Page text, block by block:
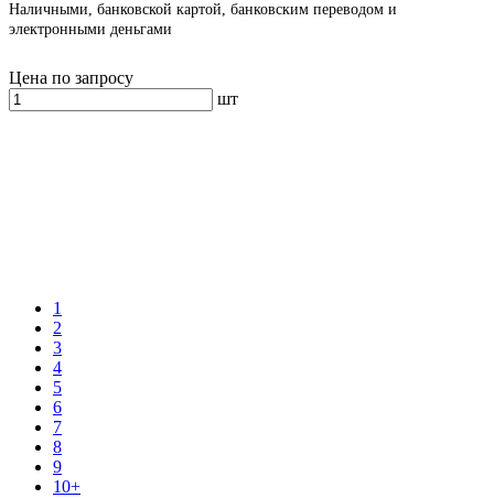
Наличными, банковской картой, банковским переводом и
электронными деньгами
Цена по запросу
шт
1
2
3
4
5
6
7
8
9
10+